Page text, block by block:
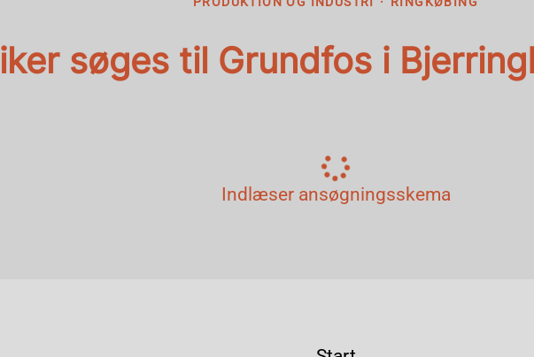
søges til Grundfos i
Indlæser ansøgningsskema